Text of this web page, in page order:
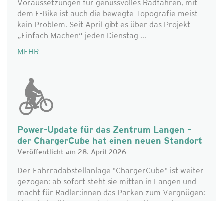
Voraussetzungen für genussvolles Radfahren, mit
dem E-Bike ist auch die bewegte Topografie meist
kein Problem. Seit April gibt es über das Projekt
„Einfach Machen“ jeden Dienstag ...
MEHR
Power-Update für das Zentrum Langen –
der ChargerCube hat einen neuen Standort
Veröffentlicht am 28. April 2026
Der Fahrradabstellanlage "ChargerCube" ist weiter
gezogen: ab sofort steht sie mitten in Langen und
macht für Radler:innen das Parken zum Vergnügen: